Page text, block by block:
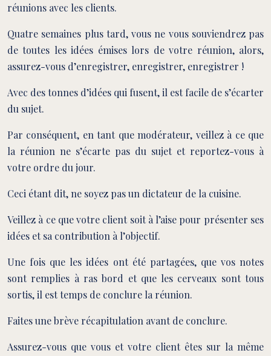
réunions avec les clients.
Quatre semaines plus tard, vous ne vous souviendrez pas
de toutes les idées émises lors de votre réunion, alors,
assurez-vous d’enregistrer, enregistrer, enregistrer !
Avec des tonnes d’idées qui fusent, il est facile de s’écarter
du sujet.
Par conséquent, en tant que modérateur, veillez à ce que
la réunion ne s’écarte pas du sujet et reportez-vous à
votre ordre du jour.
Ceci étant dit, ne soyez pas un dictateur de la cuisine.
Veillez à ce que votre client soit à l’aise pour présenter ses
idées et sa contribution à l’objectif.
Une fois que les idées ont été partagées, que vos notes
sont remplies à ras bord et que les cerveaux sont tous
sortis, il est temps de conclure la réunion.
Faites une brève récapitulation avant de conclure.
Assurez-vous que vous et votre client êtes sur la même